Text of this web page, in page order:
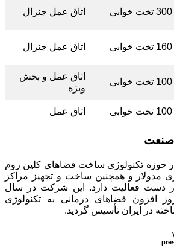
300 تخت خوابی اتاق عمل جنرال
160 تخت خوابی اتاق عمل جنرال
100 تخت خوابی
اتاق عمل و بخش
ویژه
100 تخت خوابی اتاق عمل
صنعت
تکنولوژی ساخت فضاهای کلین روم
مدولار و همچنین ساخت و تجهیز مراکز
دست فعالیت دارد. این شرکت در سال
روز افزون فضاهای درمانی به تکنولوژی
در ایران تأسیس گردید.